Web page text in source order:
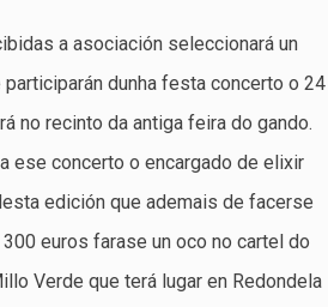
a asociación seleccionará un
dunha festa concerto o 24
no recinto da antiga feira do gando.
ese concerto o encargado de elixir
edición que ademais de facerse
euros farase un oco no cartel do
Verde que terá lugar en Redondela